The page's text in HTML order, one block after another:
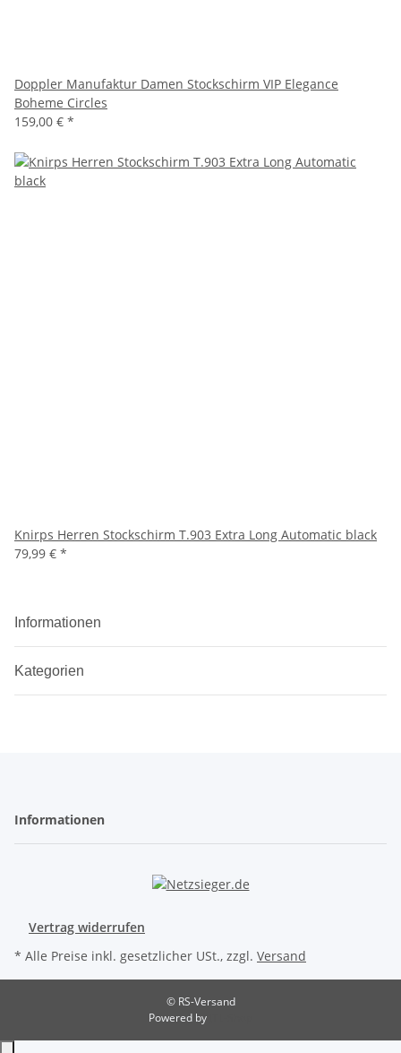
Doppler Manufaktur Damen Stockschirm VIP Elegance
Boheme Circles
159,00 € *
Knirps Herren Stockschirm T.903 Extra Long Automatic black
79,99 € *
Informationen
Kategorien
Informationen
Vertrag widerrufen
* Alle Preise inkl. gesetzlicher USt., zzgl. Versand
© RS-Versand
Powered by